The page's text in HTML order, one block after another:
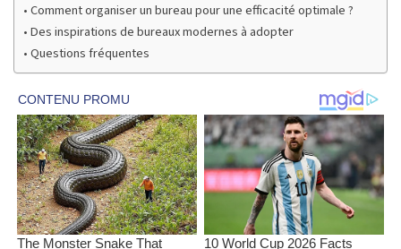
Comment organiser un bureau pour une efficacité optimale ?
Des inspirations de bureaux modernes à adopter
Questions fréquentes